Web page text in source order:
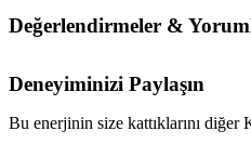
Değerlendirmeler &
Deneyiminizi Paylaşın
Bu enerjinin size kattıklarını diğer